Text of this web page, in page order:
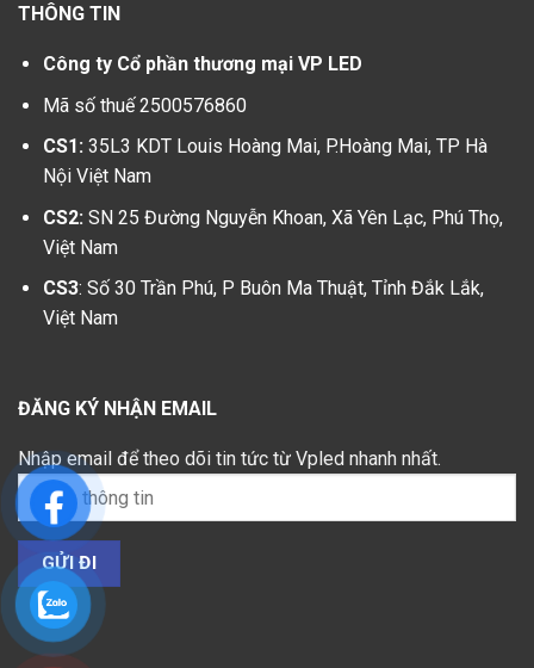
THÔNG TIN
Công ty Cổ phần thương mại VP LED
Mã số thuế 2500576860
CS1: 35L3 KDT Louis Hoàng Mai, P.Hoàng Mai, TP Hà
Nội Việt Nam
CS2: SN 25 Đường Nguyễn Khoan, Xã Yên Lạc, Phú Thọ,
Việt Nam
CS3: Số 30 Trần Phú, P Buôn Ma Thuật, Tỉnh Đắk Lắk,
Việt Nam
ĐĂNG KÝ NHẬN EMAIL
Nhập email để theo dõi tin tức từ Vpled nhanh nhất.